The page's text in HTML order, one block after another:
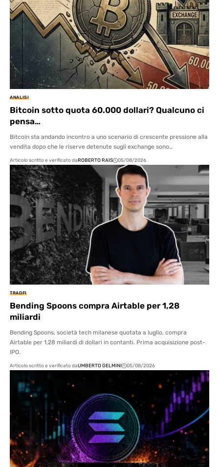
ANALISI
Bitcoin sotto quota 60.000 dollari? Qualcuno ci
pensa…
Bitcoin sta andando incontro a uno scenario di crescente pressione alla
vendita dopo che le riserve detenute sugli exchange sono…
Articolo scritto e verificato daROBERTO RAIS 05/08/2026
TRADFI
Bending Spoons compra Airtable per 1,28
miliardi
Bending Spoons, società tech milanese quotata a luglio, compra
Airtable per 1,28 miliardi di dollari in contanti. Prima acquisizione post-
IPO.
Articolo scritto e verificato daUMBERTO GELMINI 05/08/2026